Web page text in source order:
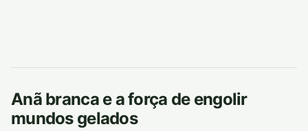
Anã branca e a força de engolir
mundos gelados